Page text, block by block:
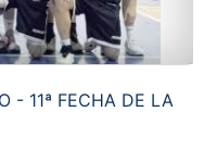
- 11ª FECHA DE LA